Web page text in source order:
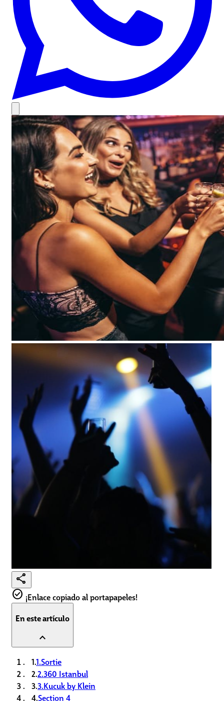
share
check_circle ¡Enlace copiado al portapapeles!
En este artículo
expand_less
1.1.Sortie
2.2.360 Istanbul
3.3.Kucuk by Klein
4.Section 4